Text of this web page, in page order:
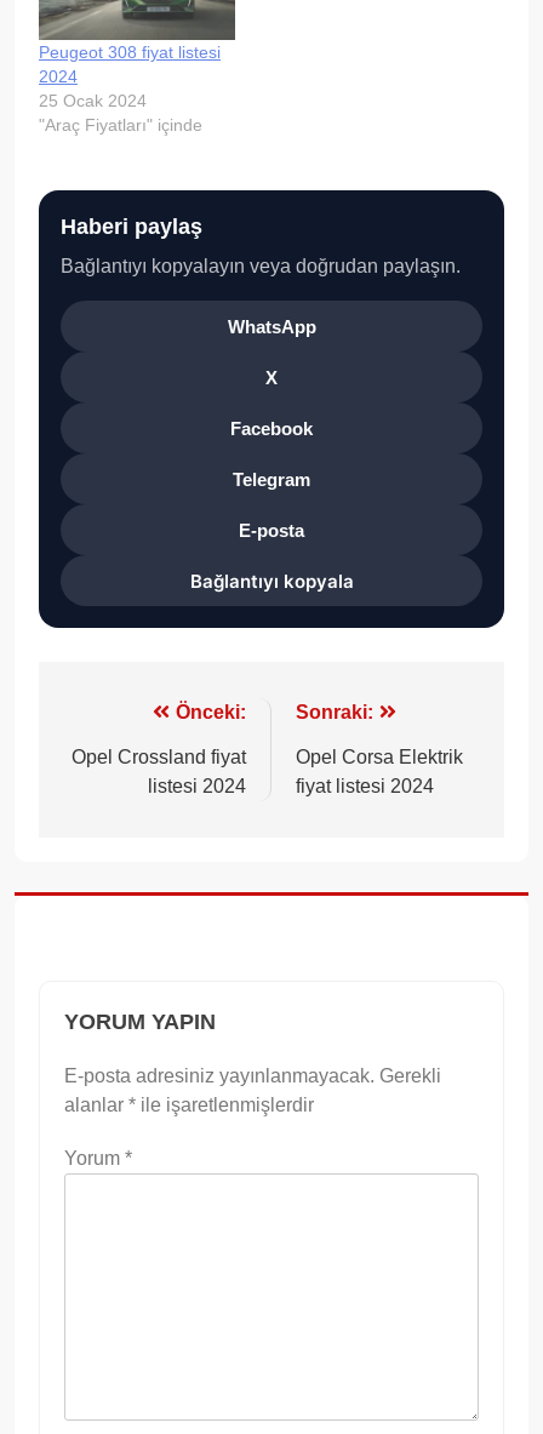
Peugeot 308 fiyat listesi
2024
25 Ocak 2024
"Araç Fiyatları" içinde
Haberi paylaş
Bağlantıyı kopyalayın veya doğrudan paylaşın.
WhatsApp
X
Facebook
Telegram
E-posta
Bağlantıyı kopyala
gezinmesi
Önceki:
Opel Crossland fiyat
listesi 2024
Sonraki:
Opel Corsa Elektrik
fiyat listesi 2024
YORUM YAPIN
E-posta adresiniz yayınlanmayacak. Gerekli
alanlar * ile işaretlenmişlerdir
Yorum *